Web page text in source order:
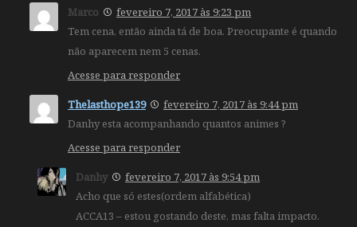
Marco
fevereiro 7, 2017 às 9:23 pm
Tem cena, então ainda tá de boa. Preocupante é quando
não aparecem nem 5 cenas.
Acesse para responder
Thelasthope139
fevereiro 7, 2017 às 9:44 pm
Danhy esta acompanhando quantos animes ?
Acesse para responder
Danhy
fevereiro 7, 2017 às 9:54 pm
Acho que só estes(ordem alfabética)
ACCA13 – estou gostando deste, mas falta impacto.